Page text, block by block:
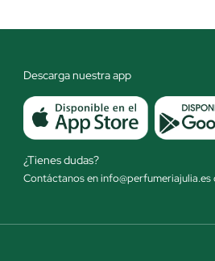
Descarga nuestra app
¿Tienes dudas?
Contáctanos en